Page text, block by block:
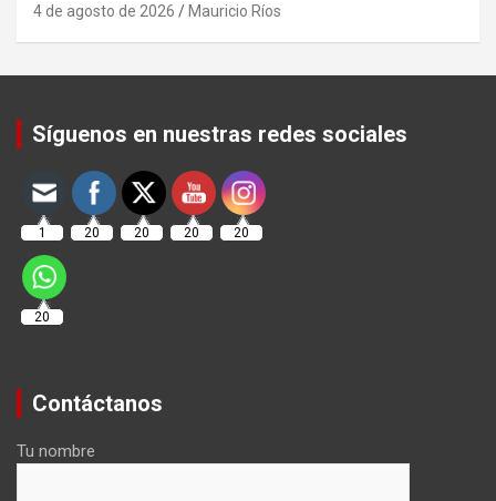
4 de agosto de 2026 Mauricio Ríos
Síguenos en nuestras redes sociales
1 20 20 20 20
20
Contáctanos
Tu nombre